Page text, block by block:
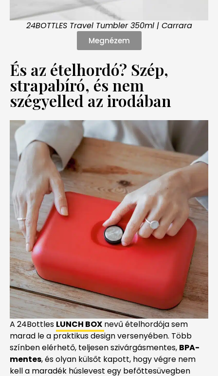
24BOTTLES Travel Tumbler 350ml | Carrara
Megnézem
És az ételhordó? Szép,
strapabíró, és nem
szégyelled az irodában
A 24Bottles LUNCH BOX nevű ételhordója sem
marad le a praktikus design versenyében. Több
színben elérhető, teljesen szivárgásmentes, BPA-
mentes, és olyan külsőt kapott, hogy végre nem
kell a maradék húslevest egy befőttesüvegben